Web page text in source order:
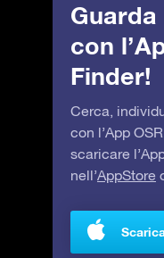
con
Finder!
Cerca,
con l’App
scaricare
nell’AppStore